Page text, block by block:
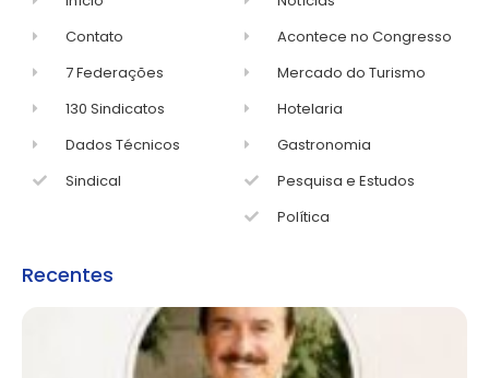
Contato
7 Federações
130 Sindicatos
Dados Técnicos
Sindical
Acontece no Congresso
Mercado do Turismo
Hotelaria
Gastronomia
Pesquisa e Estudos
Política
Recentes